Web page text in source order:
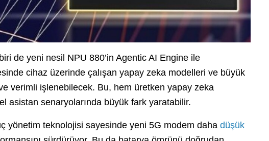
de yeni nesil NPU 880’in Agentic AI Engine ile
cihaz üzerinde çalışan yapay zeka modelleri ve büyük
verimli işlenebilecek. Bu, hem üretken yapay zeka
asistan senaryolarında büyük fark yaratabilir.
yönetim teknolojisi sayesinde yeni 5G modem daha düşük